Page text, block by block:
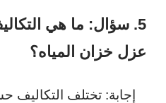
5. سؤال: ما هي
عزل خزان المياه؟
إجابة: تختلف التكاليف